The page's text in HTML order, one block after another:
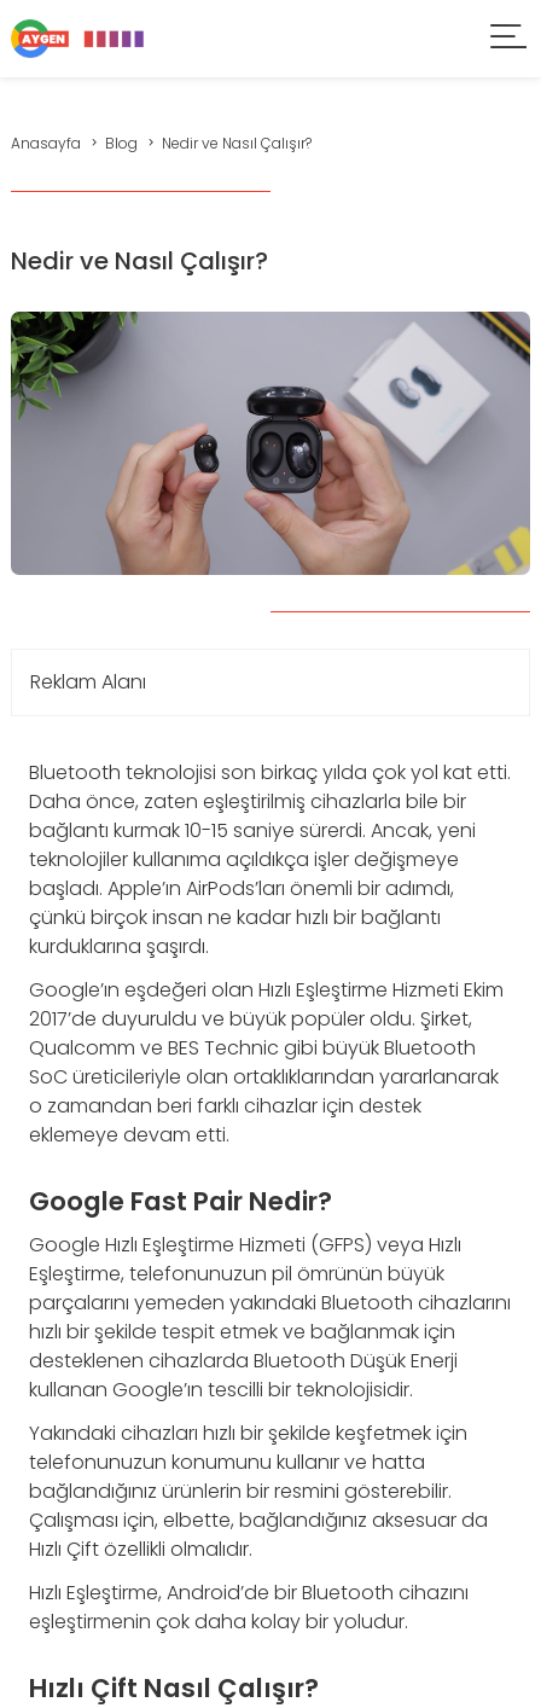
Anasayfa Blog Nedir ve Nasıl Çalışır?
Nedir ve Nasıl Çalışır?
Reklam Alanı
Bluetooth teknolojisi son birkaç yılda çok yol kat etti.
Daha önce, zaten eşleştirilmiş cihazlarla bile bir
bağlantı kurmak 10-15 saniye sürerdi. Ancak, yeni
teknolojiler kullanıma açıldıkça işler değişmeye
başladı. Apple’ın AirPods’ları önemli bir adımdı,
çünkü birçok insan ne kadar hızlı bir bağlantı
kurduklarına şaşırdı.
Google’ın eşdeğeri olan Hızlı Eşleştirme Hizmeti Ekim
2017’de duyuruldu ve büyük popüler oldu. Şirket,
Qualcomm ve BES Technic gibi büyük Bluetooth
SoC üreticileriyle olan ortaklıklarından yararlanarak
o zamandan beri farklı cihazlar için destek
eklemeye devam etti.
Google Fast Pair Nedir?
Google Hızlı Eşleştirme Hizmeti (GFPS) veya Hızlı
Eşleştirme, telefonunuzun pil ömrünün büyük
parçalarını yemeden yakındaki Bluetooth cihazlarını
hızlı bir şekilde tespit etmek ve bağlanmak için
desteklenen cihazlarda Bluetooth Düşük Enerji
kullanan Google’ın tescilli bir teknolojisidir.
Yakındaki cihazları hızlı bir şekilde keşfetmek için
telefonunuzun konumunu kullanır ve hatta
bağlandığınız ürünlerin bir resmini gösterebilir.
Çalışması için, elbette, bağlandığınız aksesuar da
Hızlı Çift özellikli olmalıdır.
Hızlı Eşleştirme, Android’de bir Bluetooth cihazını
eşleştirmenin çok daha kolay bir yoludur.
Hızlı Çift Nasıl Çalışır?